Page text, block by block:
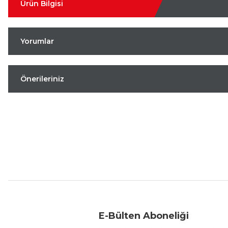
Ürün Bilgisi
Yorumlar
Önerileriniz
E-Bülten Aboneliği